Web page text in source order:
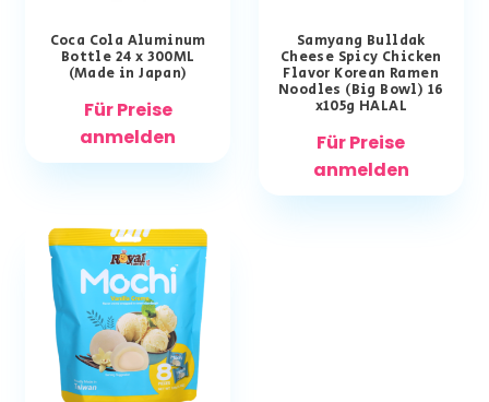
Coca Cola Aluminum
Bottle 24 x 300ML
(Made in Japan)
Für Preise
anmelden
Samyang Bulldak
Cheese Spicy Chicken
Flavor Korean Ramen
Noodles (Big Bowl) 16
x105g HALAL
Für Preise
anmelden